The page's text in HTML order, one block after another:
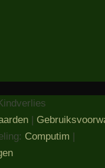
|
Computim |